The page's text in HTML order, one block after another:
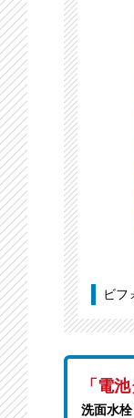
ビフ
「電
洗面水